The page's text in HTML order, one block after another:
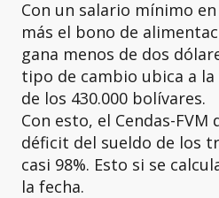
Con un salario mínimo
más el bono de
gana menos de dos
tipo de cambio ubica a
de los 430.000 bolívares.
Con esto, el Cendas-
déficit del sueldo de los
casi 98%. Esto si se
la fecha.